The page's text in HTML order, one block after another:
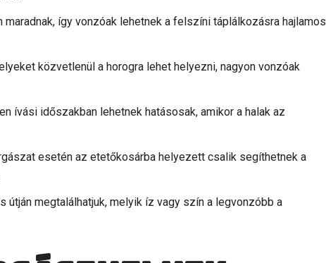
így vonzóak lehetnek a felszíni táplálkozásra hajlamos
közvetlenül a horogra lehet helyezni, nagyon vonzóak
ívási időszakban lehetnek hatásosak, amikor a halak az
esetén az etetőkosárba helyezett csalik segíthetnek a
megtalálhatjuk, melyik íz vagy szín a legvonzóbb a